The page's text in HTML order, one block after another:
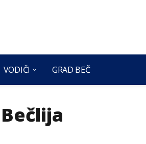
VODIČI GRAD BEČ